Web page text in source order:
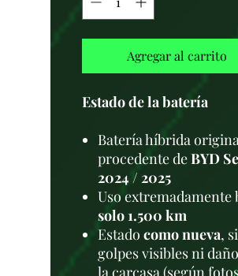
Agregar al carrito
Estado de la batería
Batería híbrida
procedente deBYD
2024 / 2025
Uso extremadamente
solo 1.500 km
Estado como nueva,
golpes visibles ni
la carcasa (según